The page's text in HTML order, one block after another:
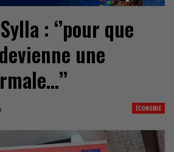
: ‘’pour que
une
ÉCONOMIE